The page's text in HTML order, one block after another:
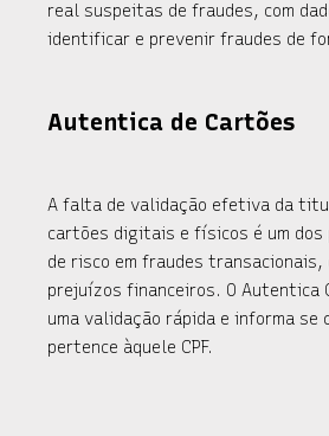
real suspeitas de fraudes, com
identificar e prevenir fraudes de
Autentica de Cartões
A falta de validação efetiva da
cartões digitais e físicos é um
de risco em fraudes transacionais,
prejuízos financeiros. O Autentica
uma validação rápida e informa se
pertence àquele CPF.​